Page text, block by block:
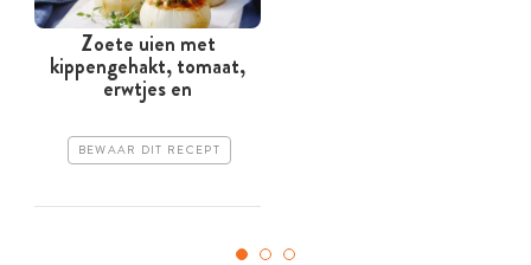
Zoete uien met
kippengehakt, tomaat,
erwtjes en
BEWAAR DIT RECEPT